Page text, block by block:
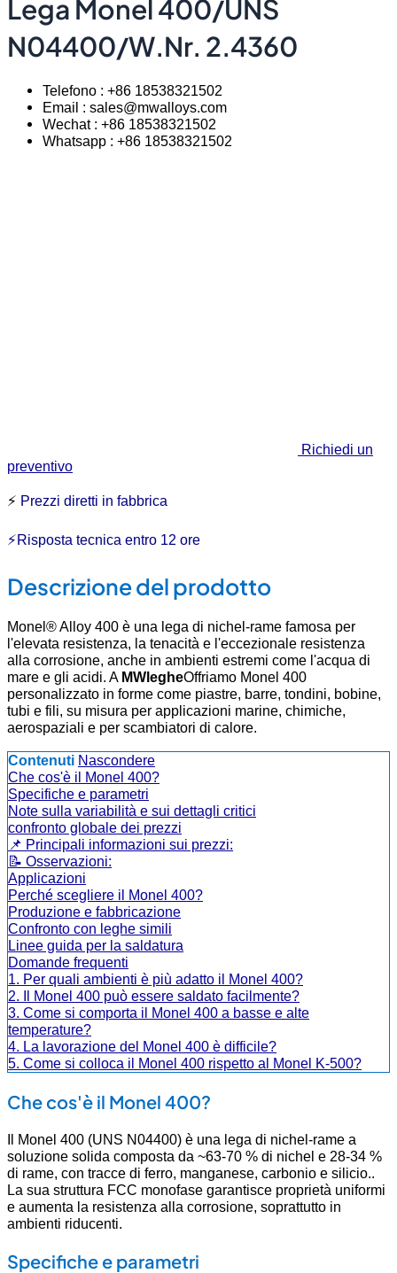
Lega Monel 400/UNS
N04400/W.Nr. 2.4360
Telefono : +86 18538321502
Email : sales@mwalloys.com
Wechat : +86 18538321502
Whatsapp : +86 18538321502
Richiedi un
preventivo
⚡ Prezzi diretti in fabbrica
⚡Risposta tecnica entro 12 ore
Descrizione del prodotto
Monel® Alloy 400 è una lega di nichel-rame famosa per
l'elevata resistenza, la tenacità e l'eccezionale resistenza
alla corrosione, anche in ambienti estremi come l'acqua di
mare e gli acidi. A MWlegheOffriamo Monel 400
personalizzato in forme come piastre, barre, tondini, bobine,
tubi e fili, su misura per applicazioni marine, chimiche,
aerospaziali e per scambiatori di calore.
Contenuti Nascondere
Che cos'è il Monel 400?
Specifiche e parametri
Note sulla variabilità e sui dettagli critici
confronto globale dei prezzi
📌 Principali informazioni sui prezzi:
📝 Osservazioni:
Applicazioni
Perché scegliere il Monel 400?
Produzione e fabbricazione
Confronto con leghe simili
Linee guida per la saldatura
Domande frequenti
1. Per quali ambienti è più adatto il Monel 400?
2. Il Monel 400 può essere saldato facilmente?
3. Come si comporta il Monel 400 a basse e alte
temperature?
4. La lavorazione del Monel 400 è difficile?
5. Come si colloca il Monel 400 rispetto al Monel K-500?
Che cos'è il Monel 400?
Il Monel 400 (UNS N04400) è una lega di nichel-rame a
soluzione solida composta da ~63-70 % di nichel e 28-34 %
di rame, con tracce di ferro, manganese, carbonio e silicio..
La sua struttura FCC monofase garantisce proprietà uniformi
e aumenta la resistenza alla corrosione, soprattutto in
ambienti riducenti.
Specifiche e parametri